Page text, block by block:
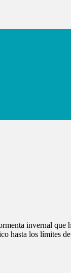
invernal
hasta los límites